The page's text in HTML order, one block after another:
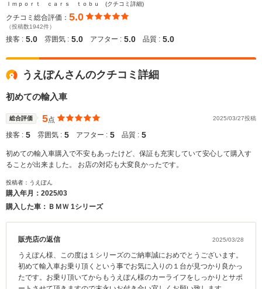
Ｉｍｐｏｒｔ ｃａｒｓ ｔｏｂｕ (クチコミ詳細)
クチコミ総合評価： 5.0
（投稿数1942件）
接客 : 5.0 雰囲気 : 5.0 アフター : 5.0 品質 : 5.0
うえぽんさんのクチコミ詳細
初めての輸入車
総合評価 5点 2025/03/27投稿
接客 : 5 雰囲気 : 5 アフター : 5 品質 : 5
初めての輸入車購入で不安もあったけど、保証も充実していて安心して購入す
ることが出来ました。 お店の対応も大変良かったです。
投稿者：うえぽん
購入年月： 2025/03
購入した車：ＢＭＷ 1シリーズ
販売店の返信 2025/03/28
うえぽん様、この度は１シリーズのご納車誠におめでとうございます。
初めて輸入車お乗り頂くという事でお気に入りの１台が見つかり良かっ
たです。お乗り頂いてからもうえぽん様のカーライフをしっかりとサポ